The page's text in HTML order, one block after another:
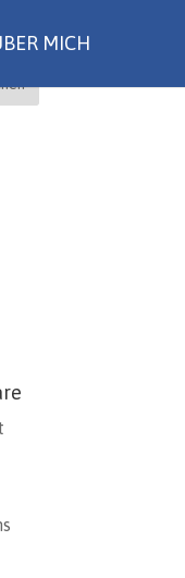
MICH